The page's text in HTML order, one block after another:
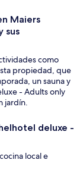
Maiers
sus
como
propiedad, que
un sauna y
- Adults only
jardín.
deluxe -
local e